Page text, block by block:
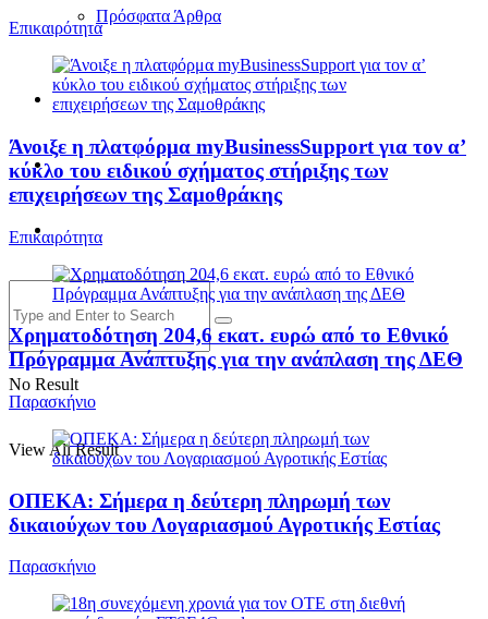
Πρόσφατα Άρθρα
No Result
View All Result
Επικαιρότητα
Άνοιξε η πλατφόρμα myBusinessSupport για τον α’
κύκλο του ειδικού σχήματος στήριξης των
επιχειρήσεων της Σαμοθράκης
Επικαιρότητα
Χρηματοδότηση 204,6 εκατ. ευρώ από το Εθνικό
Πρόγραμμα Ανάπτυξης για την ανάπλαση της ΔΕΘ
Παρασκήνιο
ΟΠΕΚΑ: Σήμερα η δεύτερη πληρωμή των
δικαιούχων του Λογαριασμού Αγροτικής Εστίας
Παρασκήνιο